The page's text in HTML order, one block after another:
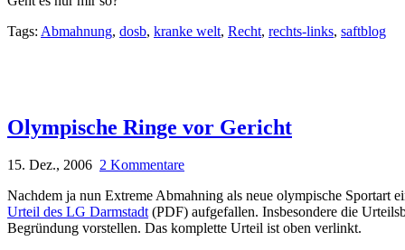
Tags: Abmahnung, dosb, kranke welt, Recht, rechts-links, saftblog
Olympische Ringe vor Gericht
15. Dez., 2006 2 Kommentare
Nachdem ja nun Extreme Abmahning als neue olympische Sportart
Urteil des LG Darmstadt(PDF) aufgefallen. Insbesondere die
Begründung vorstellen. Das komplette Urteil ist oben verlinkt.